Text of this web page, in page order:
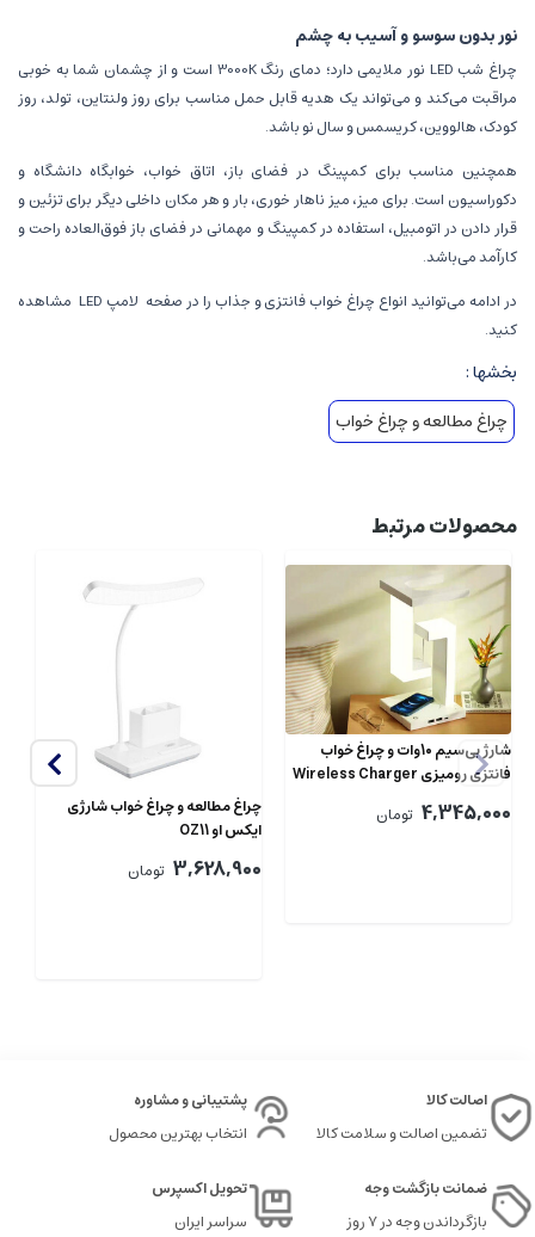
نور بدون سوسو و آسیب به چشم
چراغ شب LED نور ملایمی دارد؛ دمای رنگ 3000K است و از چشمان شما به خوبی
مراقبت می‌کند و می‌تواند یک هدیه قابل حمل مناسب برای روز ولنتاین، تولد، روز
کودک، هالووین، کریسمس و سال نو ‌باشد.
همچنین مناسب برای کمپینگ در فضای باز، اتاق خواب، خوابگاه دانشگاه و
دکوراسیون است. برای میز، میز ناهار خوری، بار و هر مکان داخلی دیگر برای تزئین و
قرار دادن در اتومبیل، استفاده در کمپینگ و مهمانی در فضای باز فوق‌‎العاده راحت و
کارآمد می‌باشد.
در ادامه می‌توانید انواع چراغ خواب فانتزی و جذاب را در صفحه لامپ LED
مشاهده
کنید.
بخشها :
چراغ مطالعه و چراغ خواب
محصولات مرتبط
شارژ بی‌سیم 10وات و چراغ خواب
فانتزی رومیزی Wireless Charger
4,345,000 تومان
چراغ مطالعه و چراغ خواب شارژی
ایکس او OZ11
3,628,900 تومان
اصالت کالا
تضمین اصالت و سلامت کالا
پشتیبانی و مشاوره
انتخاب بهترین محصول
ضمانت بازگشت وجه
بازگرداندن وجه در ۷ روز
تحویل اکسپرس
سراسر ایران